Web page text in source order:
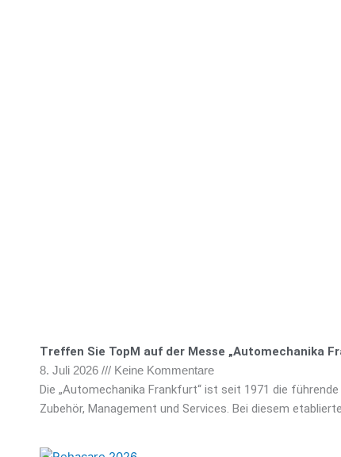
Treffen Sie TopM auf der Messe „Automechanika
8. Juli 2026 Keine Kommentare
Die „Automechanika Frankfurt“ ist seit 1971 die
Zubehör, Management und Services. Bei diesem